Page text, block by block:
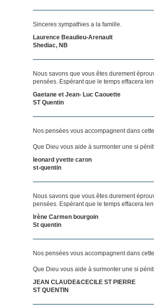
Sinceres sympathies a la famille.
Laurence Beaulieu-Arenault
Shediac, NB
Nous savons que vous êtes durement
pensées. Espérant que le temps effacera
Gaetane et Jean- Luc Caouette
ST Quentin
Nos pensées vous accompagnent dans
Que Dieu vous aide à surmonter une si
leonard yvette caron
st-quentin
Nous savons que vous êtes durement
pensées. Espérant que le temps effacera
Irène Carmen bourgoin
St quentin
Nos pensées vous accompagnent dans
Que Dieu vous aide à surmonter une si
JEAN CLAUDE&CECILE ST PIERRE
ST QUENTIN